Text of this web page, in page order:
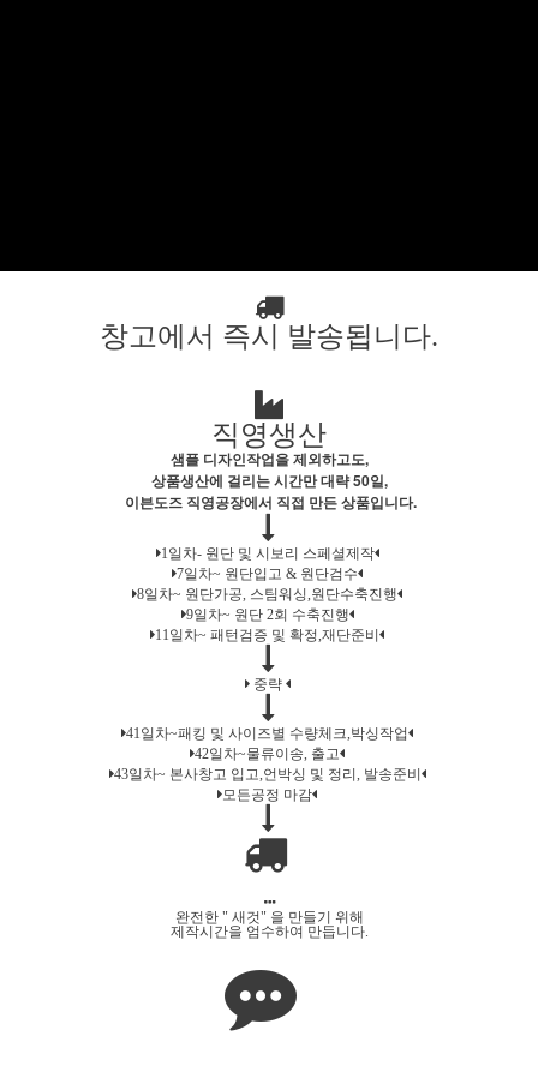
창고에서 즉시 발송됩니다.
직영생산
샘플 디자인작업을 제외하고도,
상품생산에 걸리는 시간만 대략 50일,
이븐도즈 직영공장에서 직접 만든 상품입니다.
1일차- 원단 및 시보리 스페셜제작
7일차~ 원단입고 & 원단검수
8일차~ 원단가공, 스팀워싱,원단수축진행
9일차~ 원단 2회 수축진행
11일차~ 패턴검증 및 확정,재단준비
중략
41일차~패킹 및 사이즈별 수량체크,박싱작업
42일차~물류이송, 출고
43일차~ 본사창고 입고,언박싱 및 정리, 발송준비
모든공정 마감
완전한 " 새것" 을 만들기 위해
제작시간을 엄수하여 만듭니다.